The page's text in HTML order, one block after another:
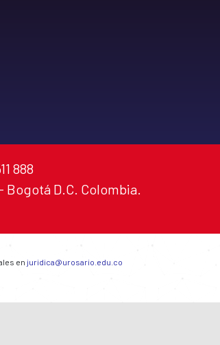
888
Bogotá D.C. Colombia.
en juridica@urosario.edu.co